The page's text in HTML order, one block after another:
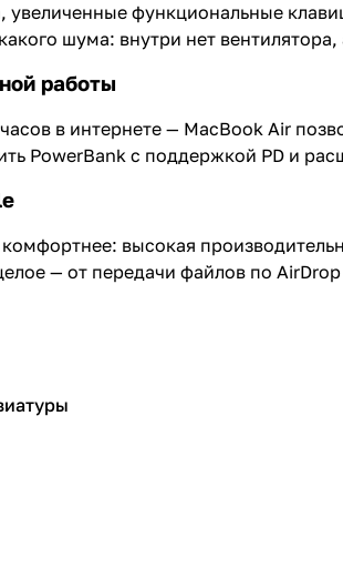
увеличенные функциональные
шума: внутри нет
работы
в интернете — MacBook Air
PowerBank с поддержкой PD и
высокая
— от передачи файлов по